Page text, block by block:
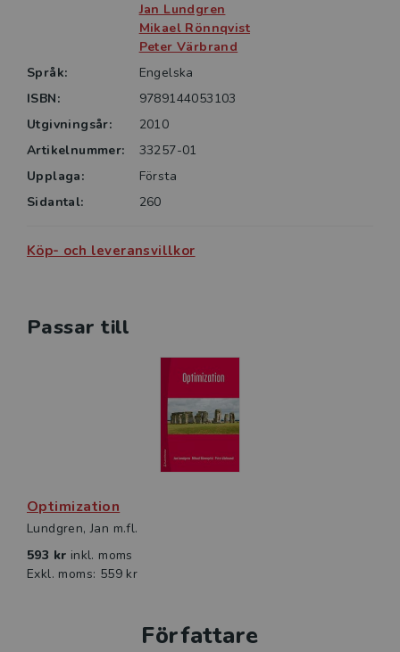
Jan Lundgren
Mikael Rönnqvist
Peter Värbrand
Språk:
Engelska
ISBN:
9789144053103
Utgivningsår:
2010
Artikelnummer:
33257-01
Upplaga:
Första
Sidantal:
260
Köp- och leveransvillkor
Passar till
Optimization
Lundgren, Jan m.fl.
593 kr inkl. moms
Exkl. moms: 559 kr
Författare